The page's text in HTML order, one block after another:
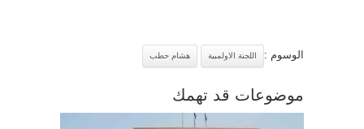
الوسوم : اللجنة الاولمبية هشام حطب
موضوعات قد تهمك